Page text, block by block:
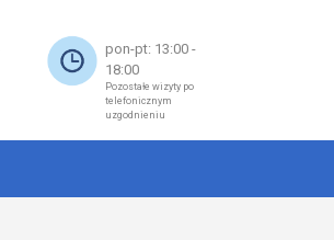
pon-pt: 13:00 -
18:00
Pozostałe wizyty po
telefonicznym
uzgodnieniu